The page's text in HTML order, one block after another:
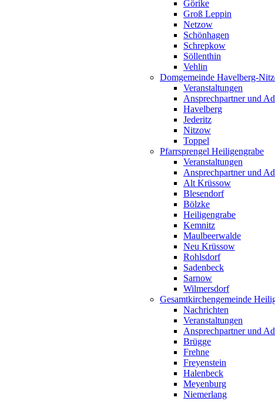
Görike
Groß Leppin
Netzow
Schönhagen
Schrepkow
Söllenthin
Vehlin
Domgemeinde Havelberg-
Veranstaltungen
Ansprechpartner und
Havelberg
Jederitz
Nitzow
Toppel
Pfarrsprengel Heiligengrabe
Veranstaltungen
Ansprechpartner und
Alt Krüssow
Blesendorf
Bölzke
Heiligengrabe
Kemnitz
Maulbeerwalde
Neu Krüssow
Rohlsdorf
Sadenbeck
Sarnow
Wilmersdorf
Gesamtkirchengemeinde
Nachrichten
Veranstaltungen
Ansprechpartner und
Brügge
Frehne
Freyenstein
Halenbeck
Meyenburg
Niemerlang